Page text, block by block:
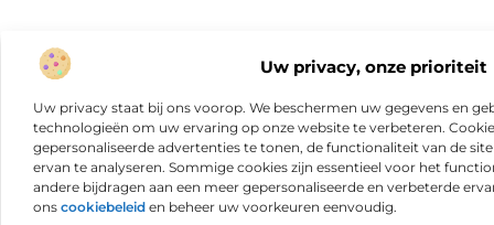
Uw privacy, onze prioriteit
Uw privacy staat bij ons voorop. We beschermen uw gegevens en
technologieën om uw ervaring op onze website te verbeteren.
gepersonaliseerde advertenties te tonen, de functionaliteit van de
ervan te analyseren. Sommige cookies zijn essentieel voor het
andere bijdragen aan een meer gepersonaliseerde en verbeterde
ons cookiebeleid en beheer uw voorkeuren eenvoudig.